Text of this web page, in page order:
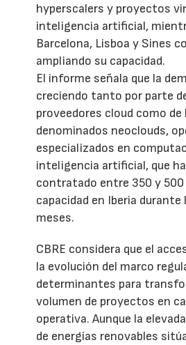
hyperscalers y proyectos
inteligencia artificial,
Barcelona, Lisboa y Sines
ampliando su capacidad.
El informe señala que la
creciendo tanto por parte
proveedores cloud como de
denominados neoclouds,
especializados en
inteligencia artificial, que
contratado entre 350 y 500
capacidad en Iberia
meses.
CBRE considera que el
la evolución del marco
determinantes para
volumen de proyectos en
operativa. Aunque la
de energías renovables